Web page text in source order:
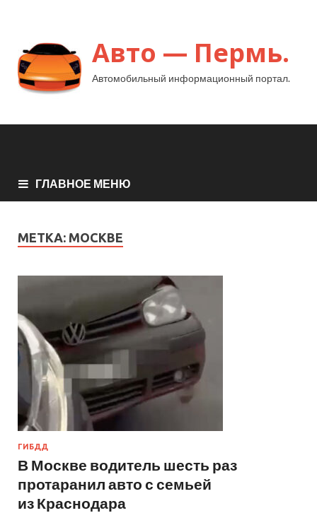
Авто — Пермь.
Автомобильный информационный портал.
ГЛАВНОЕ МЕНЮ
МЕТКА: МОСКВЕ
ГИБДД
В Москве водитель шесть раз
протаранил авто с семьей
из Краснодара